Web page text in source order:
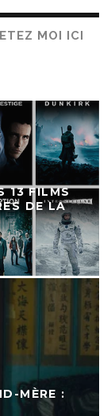
MOI ICI
13 FILMS
DE LA
MÈRE :